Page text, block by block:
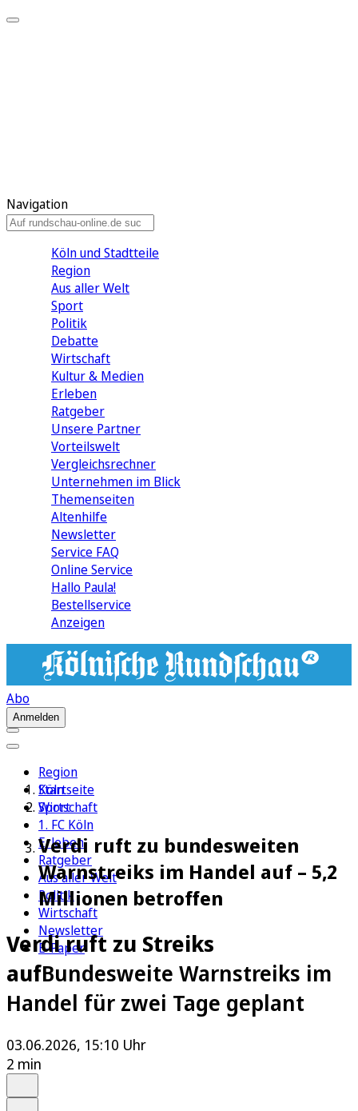
Navigation
Köln und Stadtteile
Region
Aus aller Welt
Sport
Politik
Debatte
Wirtschaft
Kultur & Medien
Erleben
Ratgeber
Unsere Partner
Vorteilswelt
Vergleichsrechner
Unternehmen im Blick
Themenseiten
Altenhilfe
Newsletter
Service FAQ
Online Service
Hallo Paula!
Bestellservice
Anzeigen
Abo
Anmelden
Region
Köln
Sport
1. FC Köln
Erleben
Ratgeber
Aus aller Welt
Politik
Wirtschaft
Newsletter
E-Paper
Startseite
Wirtschaft
Verdi ruft zu bundesweiten
Warnstreiks im Handel auf – 5,2
Millionen betroffen
Verdi ruft zu Streiks
aufBundesweite Warnstreiks im
Handel für zwei Tage geplant
03.06.2026, 15:10 Uhr
2 min